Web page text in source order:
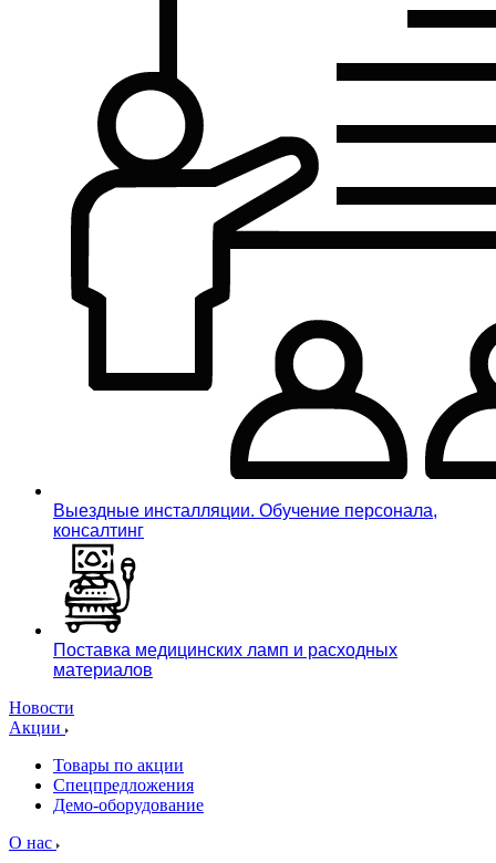
Выездные инсталляции. Обучение персонала,
консалтинг
Поставка медицинских ламп и расходных
материалов
Новости
Акции
Товары по акции
Спецпредложения
Демо-оборудование
О нас